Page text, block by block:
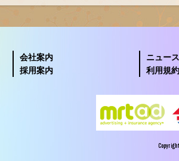
会社案内 ニュー
採用案内
利用規約